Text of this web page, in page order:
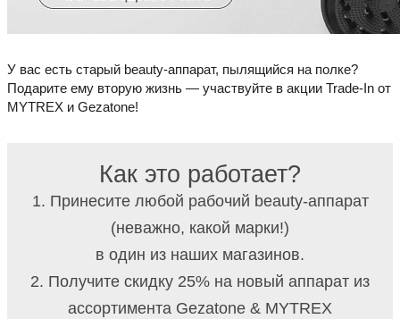
У вас есть старый beauty-аппарат, пылящийся на полке?
Подарите ему вторую жизнь — участвуйте в акции Trade-In от
MYTREX и Gezatone!
Как это работает?
1. Принесите любой рабочий beauty-аппарат
(неважно, какой марки!)
в один из наших магазинов.
2. Получите скидку 25% на новый аппарат из
ассортимента Gezatone & MYTREX